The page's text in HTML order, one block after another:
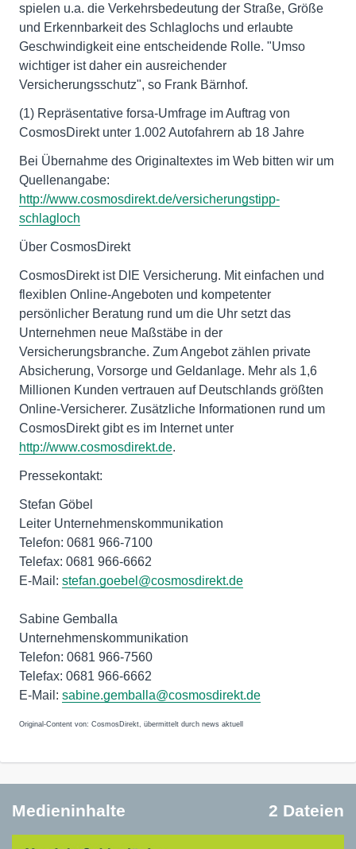
spielen u.a. die Verkehrsbedeutung der Straße, Größe
und Erkennbarkeit des Schlaglochs und erlaubte
Geschwindigkeit eine entscheidende Rolle. "Umso
wichtiger ist daher ein ausreichender
Versicherungsschutz", so Frank Bärnhof.
(1) Repräsentative forsa-Umfrage im Auftrag von
CosmosDirekt unter 1.002 Autofahrern ab 18 Jahre
Bei Übernahme des Originaltextes im Web bitten wir um
Quellenangabe:
http://www.cosmosdirekt.de/versicherungstipp-
schlagloch
Über CosmosDirekt
CosmosDirekt ist DIE Versicherung. Mit einfachen und
flexiblen Online-Angeboten und kompetenter
persönlicher Beratung rund um die Uhr setzt das
Unternehmen neue Maßstäbe in der
Versicherungsbranche. Zum Angebot zählen private
Absicherung, Vorsorge und Geldanlage. Mehr als 1,6
Millionen Kunden vertrauen auf Deutschlands größten
Online-Versicherer. Zusätzliche Informationen rund um
CosmosDirekt gibt es im Internet unter
http://www.cosmosdirekt.de.
Pressekontakt:
Stefan Göbel
Leiter Unternehmenskommunikation
Telefon: 0681 966-7100
Telefax: 0681 966-6662
E-Mail: stefan.goebel@cosmosdirekt.de
Sabine Gemballa
Unternehmenskommunikation
Telefon: 0681 966-7560
Telefax: 0681 966-6662
E-Mail: sabine.gemballa@cosmosdirekt.de
Original-Content von: CosmosDirekt, übermittelt durch news aktuell
Medieninhalte 2 Dateien